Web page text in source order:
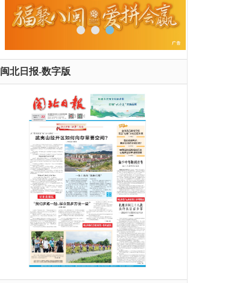
闽北日报-数字版